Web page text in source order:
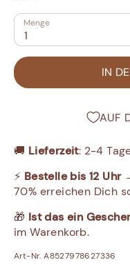
Menge
1
IN
AUF
🚚 Lieferzeit: 2-4
⚡ Bestelle bis 12 Uhr
70% erreichen Dich
🎁 Ist das ein
im Warenkorb.
Art-Nr. A8527978627336